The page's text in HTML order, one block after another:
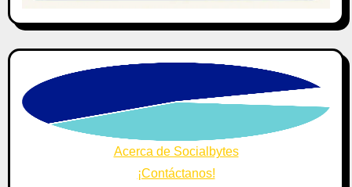
Acerca de Socialbytes
¡Contáctanos!